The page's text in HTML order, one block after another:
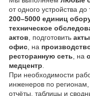
от одного устройства
200–5000 единиц
техническое
актов , подготовить
офис , на
ресторанную сеть , на
медцентр
При необходимости
инженеров по
отчёты, таблицы и